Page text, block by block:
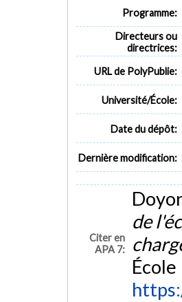
Programme:
Directeurs ou
directrices:
URL de PolyPublie:
Université/École:
Date du dépôt:
Dernière modification:
Citer en
APA 7:
de